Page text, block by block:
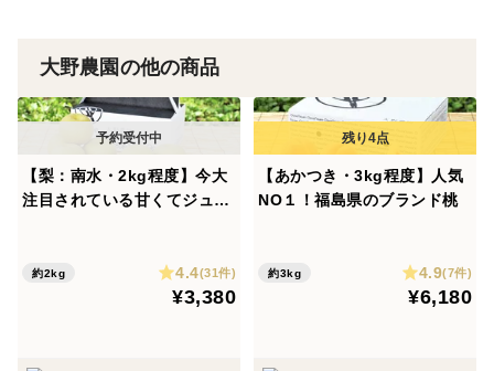
大野農園では「フレッシュママ」という鮮度保持包装
シートを1箱ずつ包装させていただいております。
フレッシュママの特徴
フレッシュママは『モノが腐る3要素』のなかの『エチ
レンの発生により老化』『水分がなくなる』という2つ
フレッシュママの効果効能
エチレンガスを二酸化炭素と水に分解→二酸化炭素濃度
大野農園の他の商品
【梨：南水・2kg程度】今大
注目されている甘くてジュー
約2kg 4.4(31件)
¥3,380
【あかつき・3kg程度】人気
NO１！福島県のブランド桃
約3kg 4.9(7件)
¥6,180